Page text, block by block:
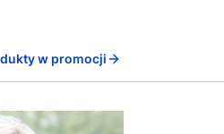
w promocji